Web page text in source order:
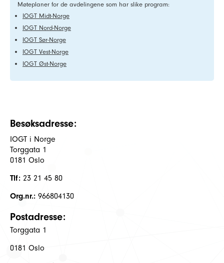
Møteplaner for de avdelingene som har slike program:
IOGT Midt-Norge
IOGT Nord-Norge
IOGT Sør-Norge
IOGT Vest-Norge
IOGT Øst-Norge
Besøksadresse:
IOGT i Norge
Torggata 1
0181 Oslo
Tlf: 23 21 45 80
Org.nr.: 966804130
Postadresse:
Torggata 1
0181 Oslo